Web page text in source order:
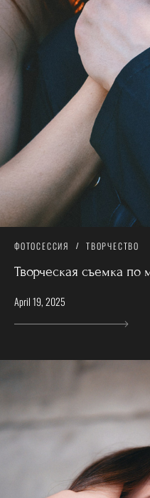
ФОТОСЕССИЯ ТВОРЧЕСТВО
Творческая съемка по
April 19, 2025